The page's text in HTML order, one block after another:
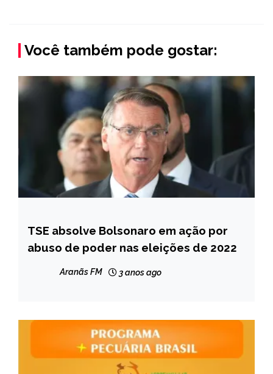
Você também pode gostar:
BRASIL
NOTÍCIAS
TSE absolve Bolsonaro em ação por
abuso de poder nas eleições de 2022
Aranãs FM 3 anos ago